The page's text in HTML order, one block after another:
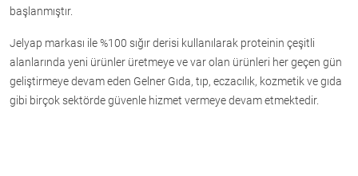
başlanmıştır.
Jelyap markası ile %100 sığır derisi kullanılarak proteinin çeşitli
alanlarında yeni ürünler üretmeye ve var olan ürünleri her geçen gün
geliştirmeye devam eden Gelner Gıda, tıp, eczacılık, kozmetik ve gıda
gibi birçok sektörde güvenle hizmet vermeye devam etmektedir.